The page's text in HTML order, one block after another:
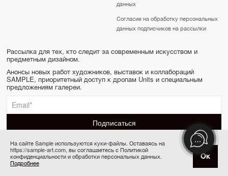
Купить за 25 000 ₽
данных
Согласие на обработку персональных
данных подписчиков на рассылки
Рассылка для тех, кто следит за современным искусством и
предметным дизайном.
Анонсы новых работ художников, выставок и коллабораций
SAMPLE, приоритетный доступ к дропам Units и специальным
предложениям галереи.
SAMPLE | Online gallery & Auction © 2022-2026
Сделано в Апривер
На сайте Sample используются куки-файлы. Оставаясь на
https://sample-art.com, вы соглашаетесь с Политикой
конфиденциальности и обработки персональных данных.
Подробнее
Ок